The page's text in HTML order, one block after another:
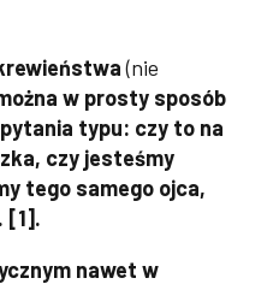
(nie
w prosty sposób
typu: czy to na
czy jesteśmy
tego samego ojca,
[1].
nawet w